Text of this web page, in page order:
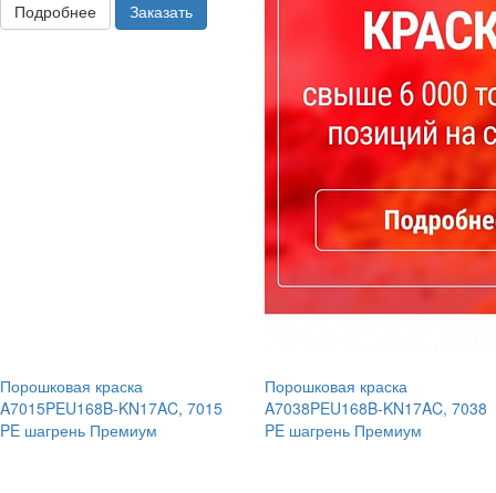
Подробнее Заказать
Порошковая краска
A7015PEU168B-KN17AC, 7015
PE шагрень Премиум
Порошковая краска
A7038PEU168B-KN17AC, 7038
PE шагрень Премиум